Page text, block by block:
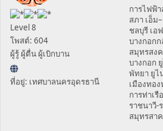
Level 8
โพสต์: 604
ผู้รู้ ผู้ตื่น ผู้เบิกบาน
ที่อยู่: เทศบาลนครอุดรธานี
การไฟฟ้
สภา เอ็ม
ชลบุรี เอ
บางกอก
สมุทรสง
บางกอก
พัทยา ยูไ
เมืองทอ
การท่าเรื
ราชนาวี-
สมุทรสา